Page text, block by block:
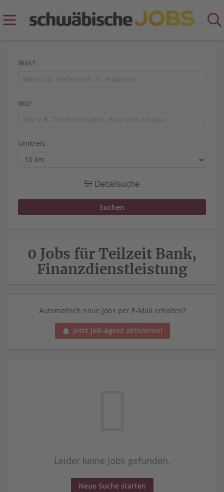
Was?
Wo?
Umkreis
Detailsuche
0 Jobs für Teilzeit Bank,
Finanzdienstleistung
Automatisch neue Jobs per E-Mail erhalten?
Jetzt Job-Agent aktivieren!
Leider keine Jobs gefunden.
Neue Suche starten